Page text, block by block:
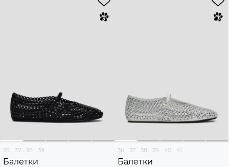
36 37 38 39
Балетки
36 37 38 39 40 41
Балетки